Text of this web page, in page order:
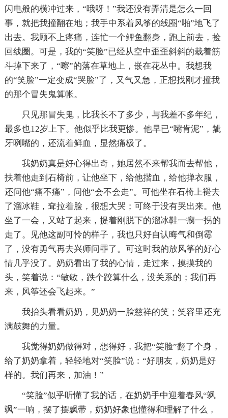
闪电般的横冲过来，“哦呀！”我还没有弄清是怎么一回
事，就把我撞翻在地；我手中系着风筝的线圈“啪”地飞了
出去。我顾不上疼痛，连忙一个鲤鱼翻身，跑上前去，捡
回线圈。可是，我的“笑脸”已经从空中歪歪斜斜的栽着筋
斗掉下来了，“嚓”的落在草地上，嵌在花丛中。我想我
的“笑脸”一定变成“哭脸”了，又气又急，正想找刚才撞我
的那个冒失鬼算帐。
只见那冒失鬼，比我长不了多少，与我差不多年纪，
最多也12岁上下。他似乎比我更惨。他早已“嘴肯泥”，龇
牙咧嘴的，还流着鲜血，显然痛极了。
我奶奶真是好心得出奇，她居然不来帮我而去帮他，
扶着他走到石椅前，让他坐下，给他揩血，给他掸衣服，
还问他“痛不痛”，问他“会不会走”。可他坐在石椅上褪去
了溜冰鞋，耷拉着脸，很想大哭；可终于没有哭出来。他
坐了一会，又站了起来，提着刚脱下的溜冰鞋一瘸一拐的
走了。见他这副可怜的样子，我也只好自认晦气和倒霉
了，没有勇气再去兴师问罪了。可这时我的放风筝的好心
情几乎没了。奶奶看出了我的心情，走过来，摸摸我的
头，笑着说：“敏敏，跌个跤算什么，没关系的；我们再
来，风筝还会飞起来。”
我抬头看看奶奶，见奶奶一脸慈祥的笑；笑容里还充
满鼓舞的力量。
我觉得奶奶做得对，想得好，我把“笑脸”翻了个身，
给了奶奶拿着，轻轻地对“笑脸”说：“好朋友，奶奶是好
样的。我们再来，加油！”
“笑脸”似乎听懂了我的话，在奶奶手中迎着春风“飒
飒”一响，摆了摆飘带，奶奶好象也懂得和理解了什么，